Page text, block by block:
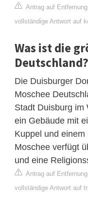
Antrag auf
vollständige Antwort auf
Was ist die
Deutschland?
Die Duisburger
Moschee
Stadt Duisburg im
ein Gebäude mit
Kuppel und
Moschee verfügt
und eine
Antrag auf
vollständige Antwort auf